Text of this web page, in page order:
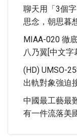
聊天用「3個
思念，朝思暮
MIAA-020 徹
八乃翼[中文字
(HD) UMSO-
出軌對象強迫
中國最工藝最
有一件流落美